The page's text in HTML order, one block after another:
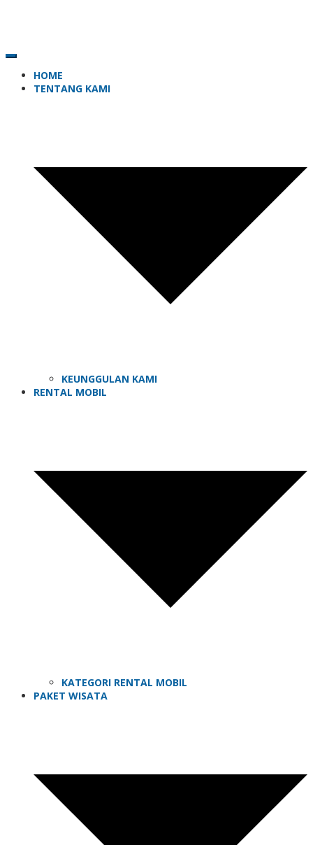
HOME
TENTANG KAMI
KEUNGGULAN KAMI
RENTAL MOBIL
KATEGORI RENTAL MOBIL
PAKET WISATA